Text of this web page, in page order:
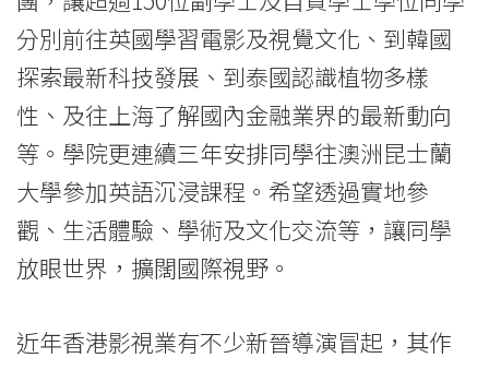
Kong
Baptist
University
分別前往英國學習電影及視覺文化、到韓國
探索最新科技發展、到泰國認識植物多樣
性、及往上海了解國內金融業界的最新動向
等。學院更連續三年安排同學往澳洲昆士蘭
大學參加英語沉浸課程。希望透過實地參
觀、生活體驗、學術及文化交流等，讓同學
放眼世界，擴闊國際視野。
近年香港影視業有不少新晉導演冒起，其作